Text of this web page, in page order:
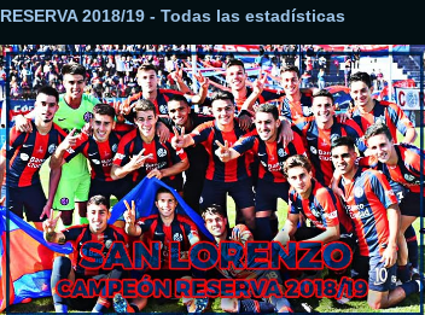
RESERVA 2018/19 - Todas las estadísticas